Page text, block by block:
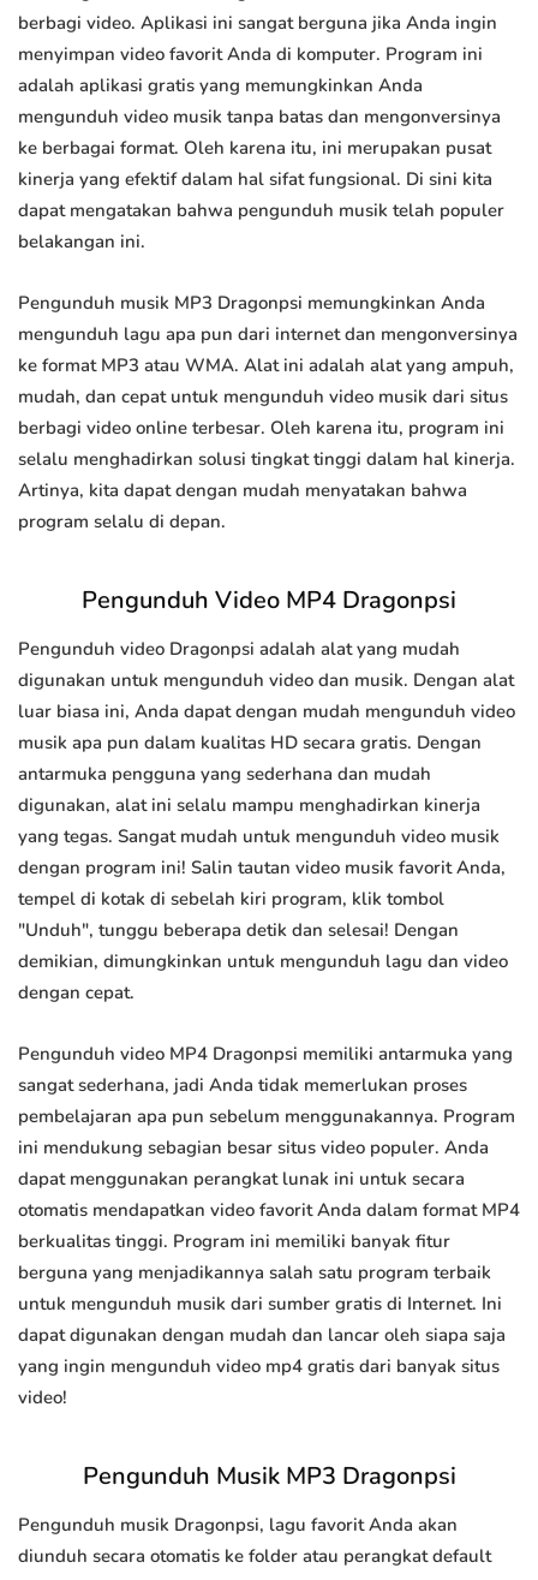
berbagi video. Aplikasi ini sangat berguna jika Anda ingin
menyimpan video favorit Anda di komputer. Program ini
adalah aplikasi gratis yang memungkinkan Anda
mengunduh video musik tanpa batas dan mengonversinya
ke berbagai format. Oleh karena itu, ini merupakan pusat
kinerja yang efektif dalam hal sifat fungsional. Di sini kita
dapat mengatakan bahwa pengunduh musik telah populer
belakangan ini.
Pengunduh musik MP3 Dragonpsi memungkinkan Anda
mengunduh lagu apa pun dari internet dan mengonversinya
ke format MP3 atau WMA. Alat ini adalah alat yang ampuh,
mudah, dan cepat untuk mengunduh video musik dari situs
berbagi video online terbesar. Oleh karena itu, program ini
selalu menghadirkan solusi tingkat tinggi dalam hal kinerja.
Artinya, kita dapat dengan mudah menyatakan bahwa
program selalu di depan.
Pengunduh Video MP4 Dragonpsi
Pengunduh video Dragonpsi adalah alat yang mudah
digunakan untuk mengunduh video dan musik. Dengan alat
luar biasa ini, Anda dapat dengan mudah mengunduh video
musik apa pun dalam kualitas HD secara gratis. Dengan
antarmuka pengguna yang sederhana dan mudah
digunakan, alat ini selalu mampu menghadirkan kinerja
yang tegas. Sangat mudah untuk mengunduh video musik
dengan program ini! Salin tautan video musik favorit Anda,
tempel di kotak di sebelah kiri program, klik tombol
"Unduh", tunggu beberapa detik dan selesai! Dengan
demikian, dimungkinkan untuk mengunduh lagu dan video
dengan cepat.
Pengunduh video MP4 Dragonpsi memiliki antarmuka yang
sangat sederhana, jadi Anda tidak memerlukan proses
pembelajaran apa pun sebelum menggunakannya. Program
ini mendukung sebagian besar situs video populer. Anda
dapat menggunakan perangkat lunak ini untuk secara
otomatis mendapatkan video favorit Anda dalam format MP4
berkualitas tinggi. Program ini memiliki banyak fitur
berguna yang menjadikannya salah satu program terbaik
untuk mengunduh musik dari sumber gratis di Internet. Ini
dapat digunakan dengan mudah dan lancar oleh siapa saja
yang ingin mengunduh video mp4 gratis dari banyak situs
video!
Pengunduh Musik MP3 Dragonpsi
Pengunduh musik Dragonpsi, lagu favorit Anda akan
diunduh secara otomatis ke folder atau perangkat default